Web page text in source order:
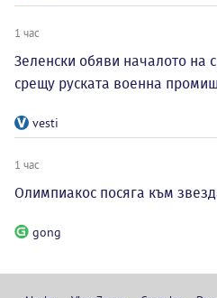
1 час
Зеленски обяви началото на
срещу руската военна
vesti
1 час
Олимпиакос посяга към
gong